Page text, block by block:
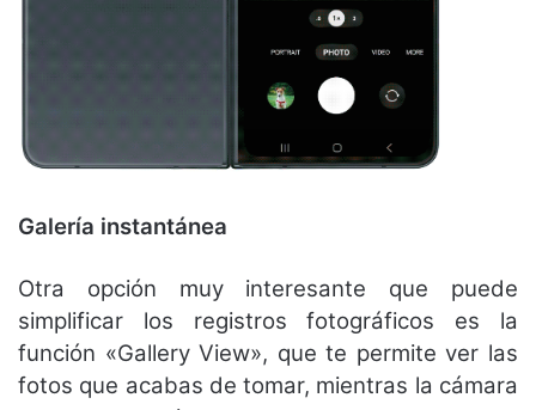
Galería instantánea
Otra opción muy interesante que puede
simplificar los registros fotográficos es la
función «Gallery View», que te permite ver las
fotos que acabas de tomar, mientras la cámara